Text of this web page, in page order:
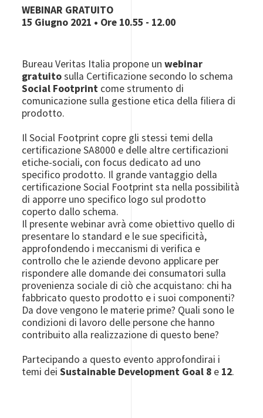
WEBINAR GRATUITO
15 Giugno 2021 • Ore 10.55 - 12.00
Bureau Veritas Italia propone unwebinar
gratuitosulla Certificazione secondo lo schema
Social Footprint come strumento di
comunicazione sulla gestione etica della filiera di
prodotto.
Il Social Footprint copre gli stessi temi della
certificazione SA8000 e delle altre certificazioni
etiche-sociali, con focus dedicato ad uno
specifico prodotto. Il grande vantaggio della
certificazione Social Footprint sta nella possibilità
di apporre uno specifico logo sul prodotto
coperto dallo schema.
Il presente webinar avrà come obiettivo quello di
presentare lo standard e le sue specificità,
approfondendo i meccanismi di verifica e
controllo che le aziende devono applicare per
rispondere alle domande dei consumatori sulla
provenienza sociale di ciò che acquistano: chi ha
fabbricato questo prodotto e i suoi componenti?
Da dove vengono le materie prime? Quali sono le
condizioni di lavoro delle persone che hanno
contribuito alla realizzazione di questo bene?
Partecipando a questo evento approfondirai i
temi deiSustainable Development Goal 8 e 12.